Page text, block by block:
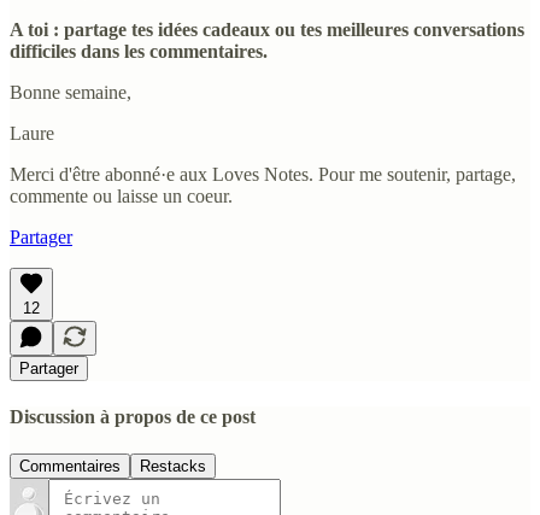
A toi : partage tes idées cadeaux ou tes meilleures conversations
difficiles dans les commentaires.
Bonne semaine,
Laure
Merci d'être abonné·e aux Loves Notes. Pour me soutenir, partage,
commente ou laisse un coeur.
Partager
12
Partager
Discussion à propos de ce post
Commentaires Restacks